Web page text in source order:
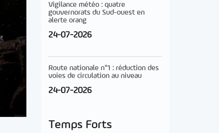
Vigilance météo : quatre
gouvernorats du Sud-ouest en
alerte orang
24-07-2026
Route nationale n°1 : réduction des
voies de circulation au niveau
24-07-2026
Temps Forts